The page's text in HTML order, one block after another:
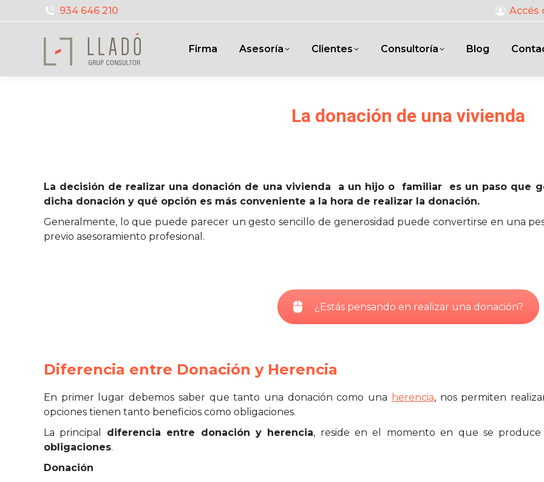
934 646 210 Accés
Firma Asesoría Clientes Consultoría Blog
La donación de una vivienda
La decisión de realizar una donación de una vivienda a un hijo o familiar es un paso que
dicha donación y qué opción es más conveniente a la hora de realizar la donación.
Generalmente, lo que puede parecer un gesto sencillo de generosidad puede convertirse en una
previo asesoramiento profesional.
¿Estás pensando en realizar una donación?
Diferencia entre Donación y Herencia
En primer lugar debemos saber que tanto una donación como una herencia, nos permiten
opciones tienen tanto beneficios como obligaciones.
La principal diferencia entre donación y herencia, reside en el momento en que se
obligaciones.
Donación